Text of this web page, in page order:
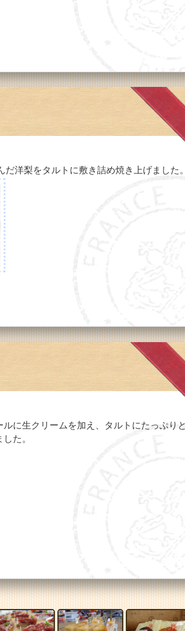
だ洋梨をタルトに敷き詰め焼き上げました。
ルに生クリームを加え、タルトにたっぷりと
た。